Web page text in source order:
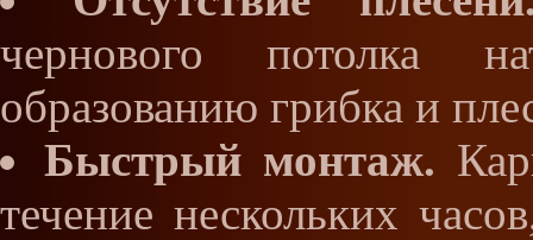
чернового потолка
образованию грибка и
Быстрый монтаж.
течение нескольких